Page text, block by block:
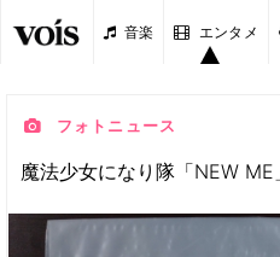
音楽 エンタメ
フォトニュース
魔法少女になり隊「NEW